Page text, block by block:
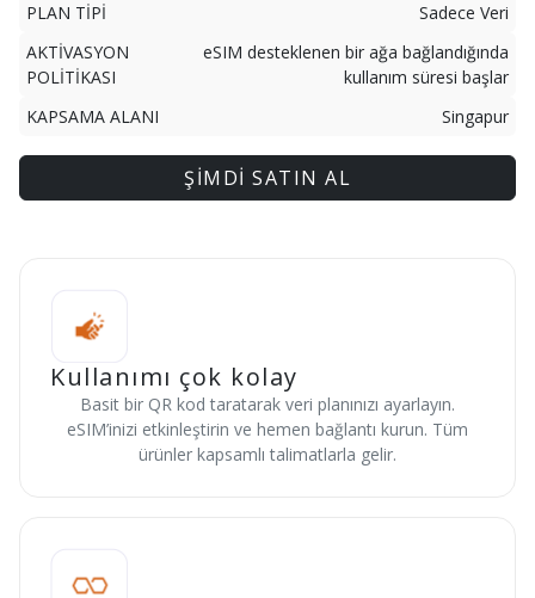
PLAN TİPİ
Sadece Veri
AKTİVASYON
POLİTİKASI
eSIM desteklenen bir ağa bağlandığında
kullanım süresi başlar
KAPSAMA ALANI
Singapur
ŞİMDİ SATIN AL
Kullanımı çok kolay
Basit bir QR kod taratarak veri planınızı ayarlayın.
eSIM’inizi etkinleştirin ve hemen bağlantı kurun. Tüm
ürünler kapsamlı talimatlarla gelir.